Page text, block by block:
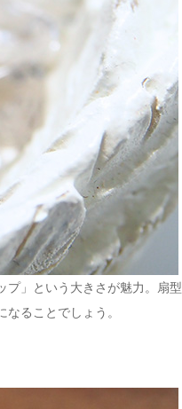
プ」という大きさが魅力。扇型
ることでしょう。